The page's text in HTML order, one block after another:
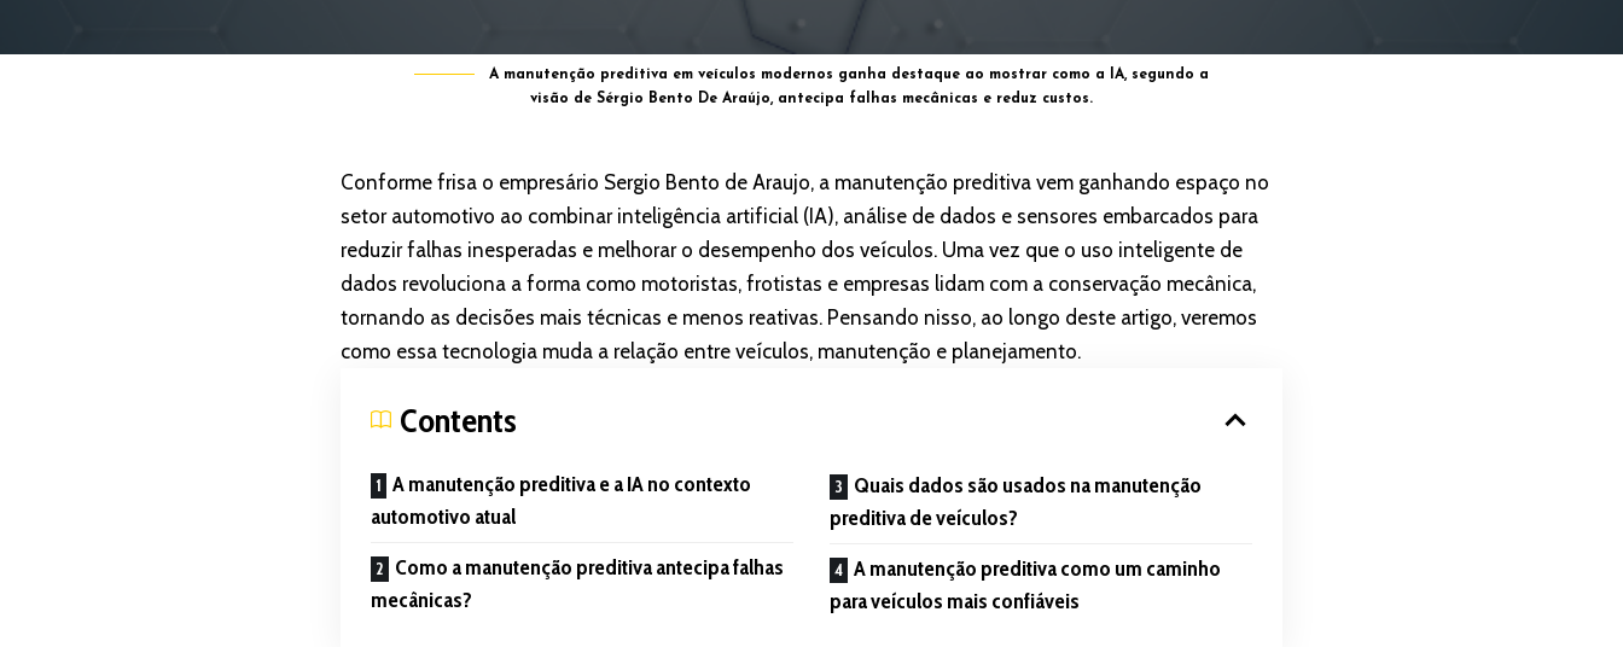
A manutenção preditiva em veículos modernos ganha destaque ao mostrar como a IA, segundo a
visão de Sérgio Bento De Araújo, antecipa falhas mecânicas e reduz custos.
Conforme frisa o empresário Sergio Bento de Araujo, a manutenção preditiva vem ganhando espaço no
setor automotivo ao combinar inteligência artificial (IA), análise de dados e sensores embarcados para
reduzir falhas inesperadas e melhorar o desempenho dos veículos. Uma vez que o uso inteligente de
dados revoluciona a forma como motoristas, frotistas e empresas lidam com a conservação mecânica,
tornando as decisões mais técnicas e menos reativas. Pensando nisso, ao longo deste artigo, veremos
como essa tecnologia muda a relação entre veículos, manutenção e planejamento.
Contents
A manutenção preditiva e a IA no contexto
automotivo atual
Como a manutenção preditiva antecipa falhas
mecânicas?
Quais dados são usados na manutenção
preditiva de veículos?
A manutenção preditiva como um caminho
para veículos mais confiáveis